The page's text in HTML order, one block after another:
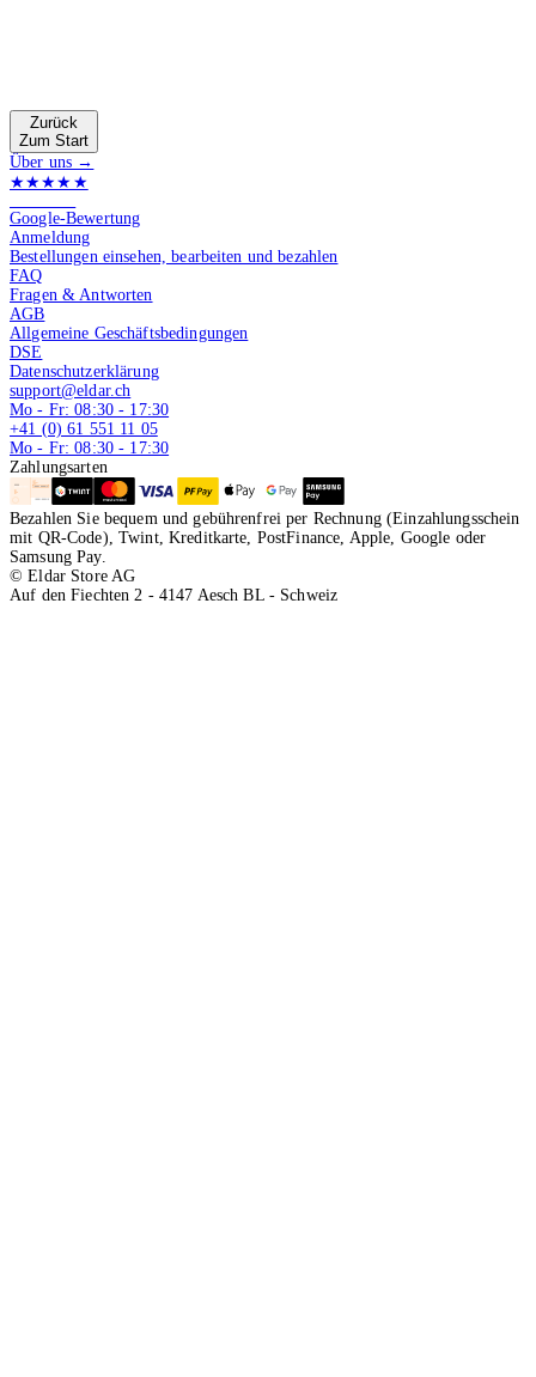
Zurück
Zum Start
Über uns →
★★★★★
Google-Bewertung
Anmeldung
Bestellungen einsehen, bearbeiten und bezahlen
FAQ
Fragen & Antworten
AGB
Allgemeine Geschäftsbedingungen
DSE
Datenschutzerklärung
support@eldar.ch
Mo - Fr: 08:30 - 17:30
+41 (0) 61 551 11 05
Mo - Fr: 08:30 - 17:30
Zahlungsarten
Bezahlen Sie bequem und gebührenfrei per Rechnung (Einzahlungsschein
mit QR-Code), Twint, Kreditkarte, PostFinance, Apple, Google oder
Samsung Pay.
© Eldar Store AG
Auf den Fiechten 2 - 4147 Aesch BL - Schweiz